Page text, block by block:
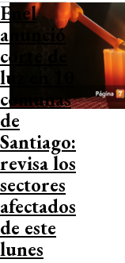
Enel
anunció
corte de
luz en 10
comunas
de
Santiago:
revisa los
sectores
afectados
de este
lunes